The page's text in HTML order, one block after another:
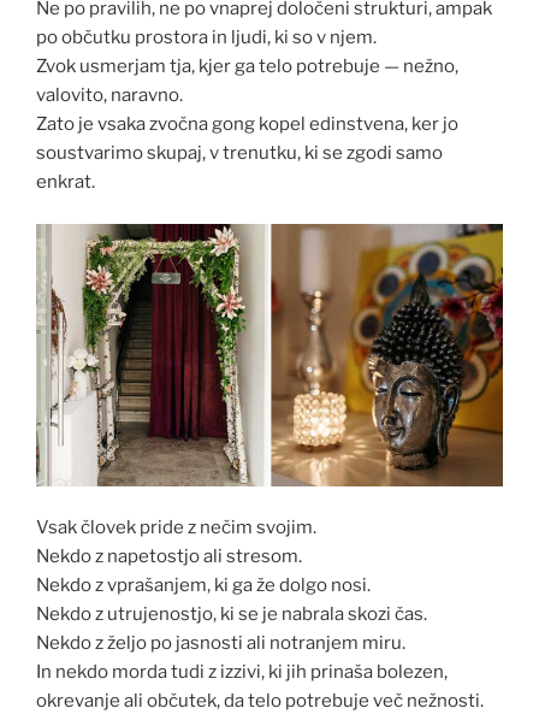
Ne po pravilih, ne po vnaprej določeni strukturi, ampak
po občutku prostora in ljudi, ki so v njem.
Zvok usmerjam tja, kjer ga telo potrebuje — nežno,
valovito, naravno.
Zato je vsaka zvočna gong kopel edinstvena, ker jo
soustvarimo skupaj, v trenutku, ki se zgodi samo
enkrat.
Vsak človek pride z nečim svojim.
Nekdo z napetostjo ali stresom.
Nekdo z vprašanjem, ki ga že dolgo nosi.
Nekdo z utrujenostjo, ki se je nabrala skozi čas.
Nekdo z željo po jasnosti ali notranjem miru.
In nekdo morda tudi z izzivi, ki jih prinaša bolezen,
okrevanje ali občutek, da telo potrebuje več nežnosti.